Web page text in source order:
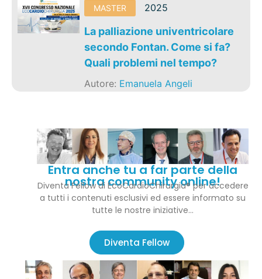
MASTER 2025
La palliazione univentricolare
secondo Fontan. Come si fa?
Quali problemi nel tempo?
Autore: Emanuela Angeli
Entra anche tu a far parte della
nostra community online!
Diventa Fellow di EcoCardioChirurgia® per accedere
a tutti i contenuti esclusivi ed essere informato su
tutte le nostre iniziative…
Diventa Fellow